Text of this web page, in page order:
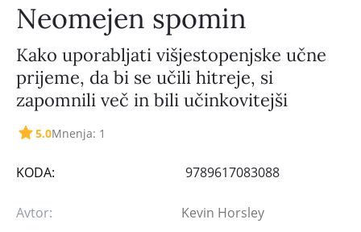
Neomejen spomin
Kako uporabljati višjestopenjske učne
prijeme, da bi se učili hitreje, si
zapomnili več in bili učinkovitejši
5.0Mnenja: 1
KODA: 9789617083088
Avtor:
Kevin Horsley